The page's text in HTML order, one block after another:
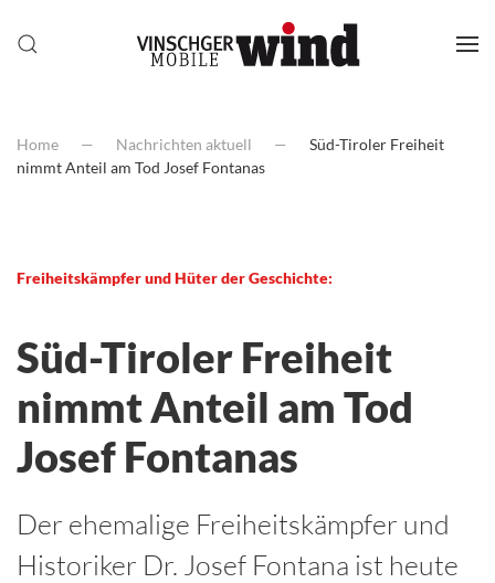
Home Nachrichten aktuell
Süd-Tiroler Freiheit
nimmt Anteil am Tod Josef Fontanas
Freiheitskämpfer und Hüter der Geschichte:
Süd-Tiroler Freiheit
nimmt Anteil am Tod
Josef Fontanas
Der ehemalige Freiheitskämpfer und
Historiker Dr. Josef Fontana ist heute